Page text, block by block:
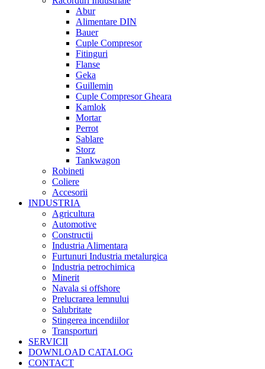
Abur
Alimentare DIN
Bauer
Cuple Compresor
Fitinguri
Flanse
Geka
Guillemin
Cuple Compresor Gheara
Kamlok
Mortar
Perrot
Sablare
Storz
Tankwagon
Robineti
Coliere
Accesorii
INDUSTRIA
Agricultura
Automotive
Constructii
Industria Alimentara
Furtunuri Industria metalurgica
Industria petrochimica
Minerit
Navala si offshore
Prelucrarea lemnului
Salubritate
Stingerea incendiilor
Transporturi
SERVICII
DOWNLOAD CATALOG
CONTACT